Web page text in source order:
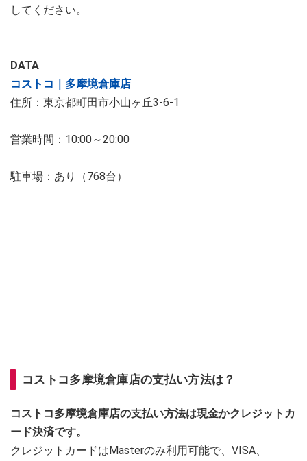
してください。
DATA
コストコ｜多摩境倉庫店
住所：東京都町田市小山ヶ丘3-6-1
営業時間：10:00～20:00
駐車場：あり（768台）
コストコ多摩境倉庫店の支払い方法は？
コストコ多摩境倉庫店の支払い方法は現金かクレジットカ
ード決済です。
クレジットカードはMasterのみ利用可能で、VISA、